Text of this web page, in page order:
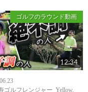
ゴルフのラウンド動画
12:34
ゴルフレンジャー Yellow,